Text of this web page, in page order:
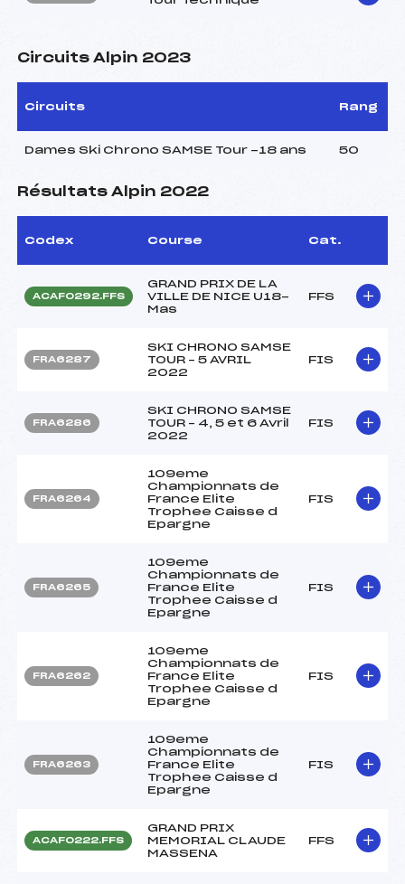
Circuits Alpin 2023
Circuits Rang
Dames Ski Chrono SAMSE Tour -18 ans 50
Résultats Alpin 2022
Codex Course Cat.
ACAF0292.FFS
GRAND PRIX DE LA
VILLE DE NICE U18-
Mas
FFS
FRA6287
SKI CHRONO SAMSE
TOUR – 5 AVRIL
2022
FIS
FRA6286
SKI CHRONO SAMSE
TOUR – 4, 5 et 6 Avril
2022
FIS
FRA6264
109eme
Championnats de
France Elite
Trophee Caisse d
Epargne
FIS
FRA6265
109eme
Championnats de
France Elite
Trophee Caisse d
Epargne
FIS
FRA6262
109eme
Championnats de
France Elite
Trophee Caisse d
Epargne
FIS
FRA6263
109eme
Championnats de
France Elite
Trophee Caisse d
Epargne
FIS
ACAF0222.FFS
GRAND PRIX
MEMORIAL CLAUDE
MASSENA
FFS